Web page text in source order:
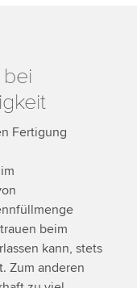
Fertigung
beim
kann, stets
Zum anderen